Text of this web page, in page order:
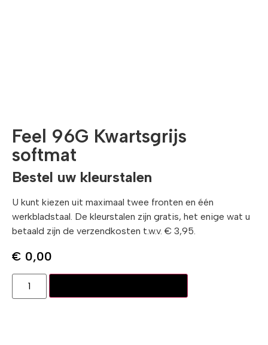
Feel 96G Kwartsgrijs
softmat
Bestel uw kleurstalen
U kunt kiezen uit maximaal twee fronten en één
werkbladstaal. De kleurstalen zijn gratis, het enige wat u
betaald zijn de verzendkosten t.w.v. € 3,95.
€ 0,00